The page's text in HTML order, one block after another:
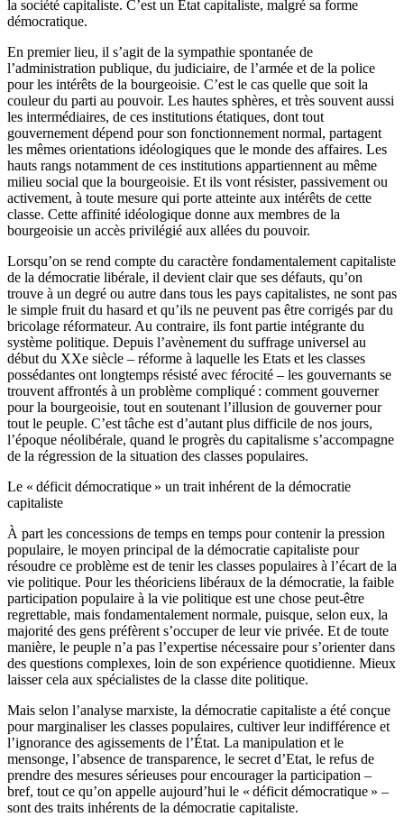
la société capitaliste. C’est un État capitaliste, malgré sa forme
démocratique.
En premier lieu, il s’agit de la sympathie spontanée de
l’administration publique, du judiciaire, de l’armée et de la police
pour les intérêts de la bourgeoisie. C’est le cas quelle que soit la
couleur du parti au pouvoir. Les hautes sphères, et très souvent aussi
les intermédiaires, de ces institutions étatiques, dont tout
gouvernement dépend pour son fonctionnement normal, partagent
les mêmes orientations idéologiques que le monde des affaires. Les
hauts rangs notamment de ces institutions appartiennent au même
milieu social que la bourgeoisie. Et ils vont résister, passivement ou
activement, à toute mesure qui porte atteinte aux intérêts de cette
classe. Cette affinité idéologique donne aux membres de la
bourgeoisie un accès privilégié aux allées du pouvoir.
Lorsqu’on se rend compte du caractère fondamentalement capitaliste
de la démocratie libérale, il devient clair que ses défauts, qu’on
trouve à un degré ou autre dans tous les pays capitalistes, ne sont pas
le simple fruit du hasard et qu’ils ne peuvent pas être corrigés par du
bricolage réformateur. Au contraire, ils font partie intégrante du
système politique. Depuis l’avènement du suffrage universel au
début du XXe siècle – réforme à laquelle les Etats et les classes
possédantes ont longtemps résisté avec férocité – les gouvernants se
trouvent affrontés à un problème compliqué : comment gouverner
pour la bourgeoisie, tout en soutenant l’illusion de gouverner pour
tout le peuple. C’est tâche est d’autant plus difficile de nos jours,
l’époque néolibérale, quand le progrès du capitalisme s’accompagne
de la régression de la situation des classes populaires.
Le « déficit démocratique » un trait inhérent de la démocratie
capitaliste
À part les concessions de temps en temps pour contenir la pression
populaire, le moyen principal de la démocratie capitaliste pour
résoudre ce problème est de tenir les classes populaires à l’écart de la
vie politique. Pour les théoriciens libéraux de la démocratie, la faible
participation populaire à la vie politique est une chose peut-être
regrettable, mais fondamentalement normale, puisque, selon eux, la
majorité des gens préfèrent s’occuper de leur vie privée. Et de toute
manière, le peuple n’a pas l’expertise nécessaire pour s’orienter dans
des questions complexes, loin de son expérience quotidienne. Mieux
laisser cela aux spécialistes de la classe dite politique.
Mais selon l’analyse marxiste, la démocratie capitaliste a été conçue
pour marginaliser les classes populaires, cultiver leur indifférence et
l’ignorance des agissements de l’État. La manipulation et le
mensonge, l’absence de transparence, le secret d’Etat, le refus de
prendre des mesures sérieuses pour encourager la participation –
bref, tout ce qu’on appelle aujourd’hui le « déficit démocratique » –
sont des traits inhérents de la démocratie capitaliste.